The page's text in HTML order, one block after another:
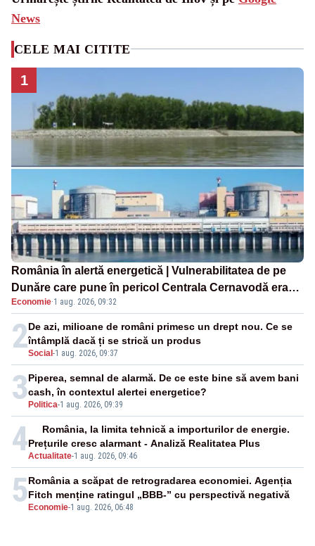
News
CELE MAI CITITE
1
România în alertă energetică | Vulnerabilitatea de pe
Dunăre care pune în pericol Centrala Cernavodă era
cunoscută de pe vremea lui Ceaușescu
Economie·1 aug. 2026, 09:32
2Social -1 aug. 2026, 09:37
De azi, milioane de români primesc un drept nou. Ce se
întâmplă dacă ți se strică un produs
3 Politica-1 aug. 2026, 09:39
Piperea, semnal de alarmă. De ce este bine să avem bani
cash, în contextul alertei energetice?
4Actualitate-1 aug. 2026, 09:46
România, la limita tehnică a importurilor de energie.
Prețurile cresc alarmant - Analiză Realitatea Plus
5 Economie-1 aug. 2026, 06:48
România a scăpat de retrogradarea economiei. Agenția
Fitch menține ratingul „BBB-” cu perspectivă negativă